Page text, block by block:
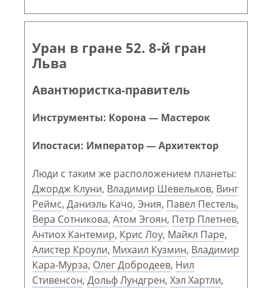
Уран в гране 52. 8-й гран
Льва
Авантюристка-правитель
Инструменты: Корона — Мастерок
Ипостаси: Император — Архитектор
Люди с таким же расположением планеты:
Джордж Клуни, Владимир Шевельков, Винг
Реймс, Даниэль Качо, Эния, Павел Пестель,
Вера Сотникова, Атом Эгоян, Петр Плетнев,
Антиох Кантемир, Крис Лоу, Майкл Паре,
Алистер Кроули, Михаил Кузмин, Владимир
Кара-Мурза, Олег Добродеев, Нил
Стивенсон, Дольф Лундгрен, Хэл Хартли,